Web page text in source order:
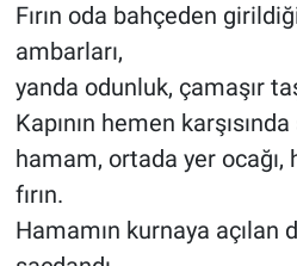
Fırın oda bahçeden
ambarları,
yanda odunluk, çamaşır
Kapının hemen karşısında
hamam, ortada yer ocağı,
fırın.
Hamamın kurnaya açılan